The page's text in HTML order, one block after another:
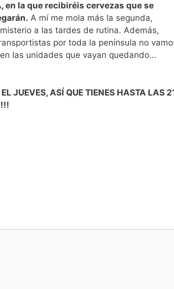
en la que recibiréis cervezas que se
A mí me mola más la segunda,
a las tardes de rutina. Además,
por toda la península no
las unidades que vayan quedando…
JUEVES, ASÍ QUE TIENES HASTA LAS